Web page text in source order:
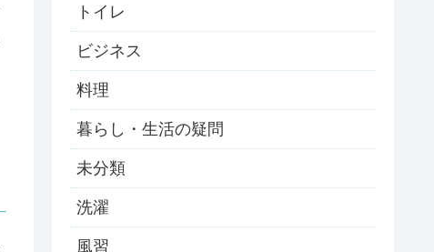
トイレ
ビジネス
料理
暮らし・生活の疑問
未分類
洗濯
風習